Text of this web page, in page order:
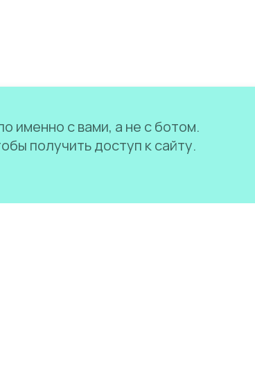
именно с вами, а не с ботом.
получить доступ к сайту.